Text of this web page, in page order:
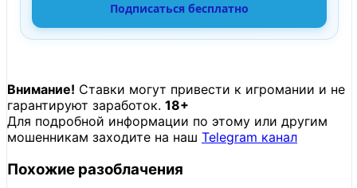
Подписаться бесплатно
Внимание! Ставки могут привести к игромании и не
гарантируют заработок. 18+
Для подробной информации по этому или другим
мошенникам заходите на наш Telegram канал
Похожие разоблачения